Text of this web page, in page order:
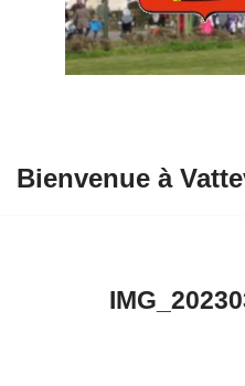
Bienvenue à